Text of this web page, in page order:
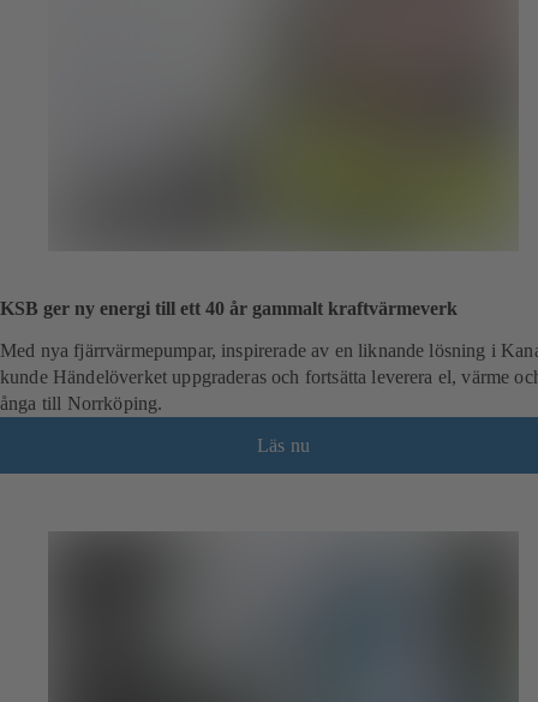
KSB ger ny energi till ett 40 år gammalt kraftvärmeverk
Med nya fjärrvärmepumpar, inspirerade av en liknande lösning i
kunde Händelöverket uppgraderas och fortsätta leverera el, värme
ånga till Norrköping.
Läs nu